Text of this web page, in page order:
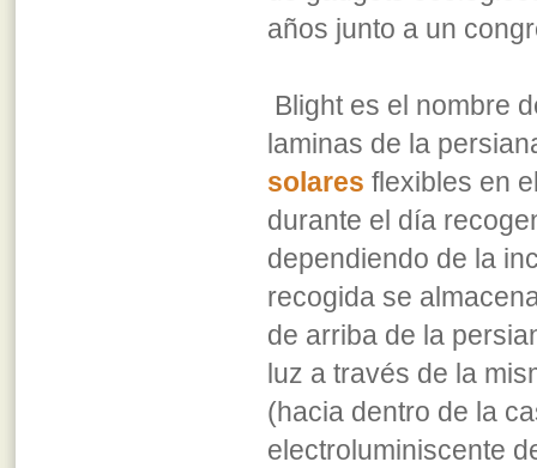
años junto a un
Blight es el nombre
laminas de la
solares flexibles en
durante el día
dependiendo de la
recogida se
de arriba de la
luz a través de la
(hacia dentro de la
electroluminiscente